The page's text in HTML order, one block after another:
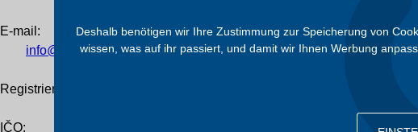
E-mail:
info@trafocz.de
Registrierung des Unternehmens
IČO:
Deshalb benötigen wir Ihre Zustimmung zur Speicherung von
wissen, was auf ihr passiert, und damit wir Ihnen Werbung